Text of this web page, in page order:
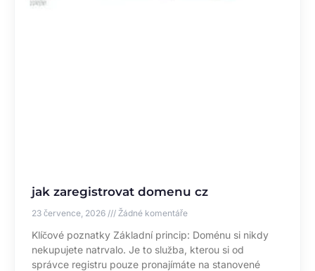
jak zaregistrovat domenu cz
23 července, 2026 Žádné komentáře
Klíčové poznatky Základní princip: Doménu si nikdy
nekupujete natrvalo. Je to služba, kterou si od
správce registru pouze pronajímáte na stanovené